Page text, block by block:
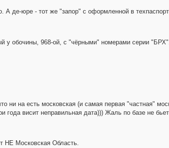
де-юре - тот же "запор" с оформленной в
у обочины, 968-ой, с "чёрными" номерами серии
на есть московская (и самая первая "частная"
года висит неправильная дата))) Жаль по базе не
НЕ Московская Область.